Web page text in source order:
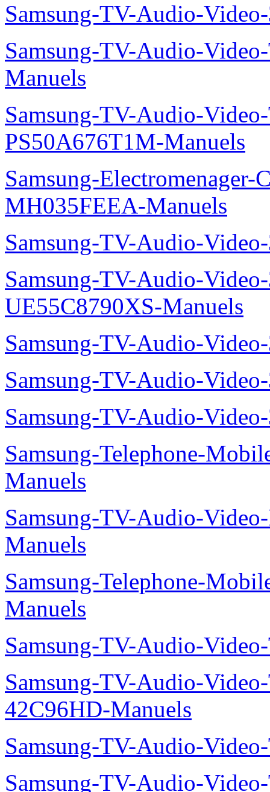
Samsung-TV-Audio-
Samsung-TV-Audio-
Manuels
Samsung-TV-Audio-
PS50A676T1M-Manuels
Samsung-Electromenager-
MH035FEEA-Manuels
Samsung-TV-Audio-
Samsung-TV-Audio-
UE55C8790XS-Manuels
Samsung-TV-Audio-
Samsung-TV-Audio-
Samsung-TV-Audio-
Samsung-Telephone-
Manuels
Samsung-TV-Audio-
Manuels
Samsung-Telephone-
Manuels
Samsung-TV-Audio-
Samsung-TV-Audio-
42C96HD-Manuels
Samsung-TV-Audio-
Samsung-TV-Audio-